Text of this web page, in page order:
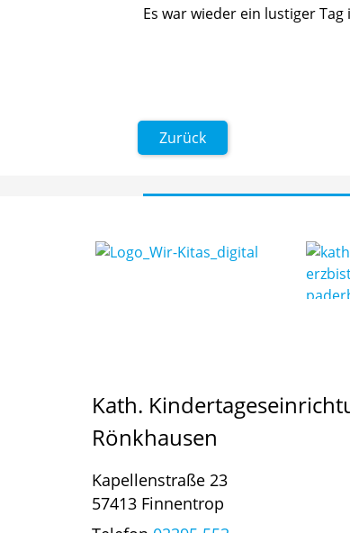
Es war wieder ein lustiger
Zurück
Kath.
Rönkhausen
Kapellenstraße 23
57413 Finnentrop